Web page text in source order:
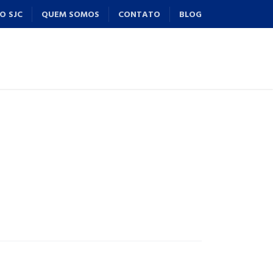
SJC QUEM SOMOS CONTATO BLOG